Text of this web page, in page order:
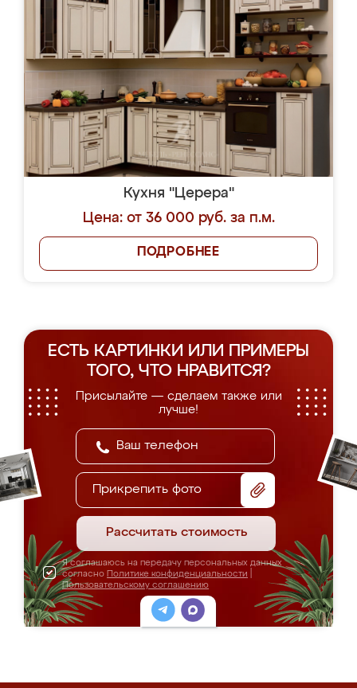
Кухня "Церера"
Цена: от 36 000 руб. за п.м.
ПОДРОБНЕЕ
ЕСТЬ КАРТИНКИ ИЛИ ПРИМЕРЫ
ТОГО, ЧТО НРАВИТСЯ?
Присылайте — сделаем также или
лучше!
Прикрепить фото
Рассчитать стоимость
Я соглашаюсь на передачу персональных данных
согласно Политике конфиденциальности
Пользовательскому соглашению